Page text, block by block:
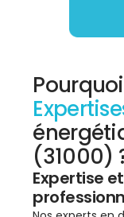
(31000)
Expertise